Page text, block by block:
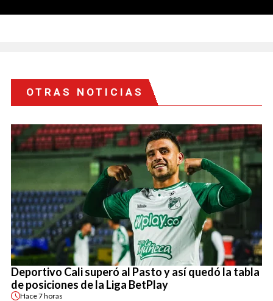
OTRAS NOTICIAS
Deportivo Cali superó al Pasto y así quedó la tabla
de posiciones de la Liga BetPlay
Hace7 horas